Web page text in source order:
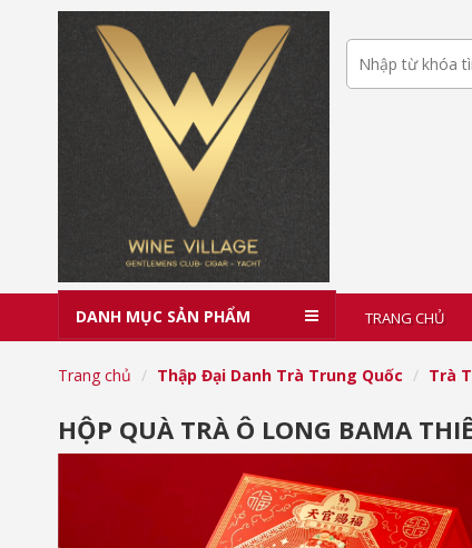
DANH MỤC SẢN PHẨM TRANG CHỦ
Trang chủ Thập Đại Danh Trà Trung Quốc Trà
HỘP QUÀ TRÀ Ô LONG BAMA